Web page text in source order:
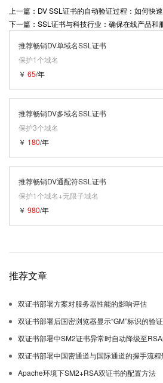
上一篇：DV SSL证书的自动验证过程：如何快
下一篇：SSL证书与科技行业：确保在线产品和
推荐畅销DV单域名SSL证书
保护1个域名
￥ 65/年
推荐畅销DV多域名SSL证书
保护3个域名
￥ 180/年
推荐畅销DV通配符SSL证书
保护1个域名+无限子域名
￥ 980/年
推荐文章
双证书部署方案对服务器性能的影响评估
双证书部署后国密浏览器显示“GM”标识的验
双证书部署中SM2证书异常时自动降级至
双证书部署中国密通道与国际通道的握手流程
Apache环境下SM2+RSA双证书的配置方法